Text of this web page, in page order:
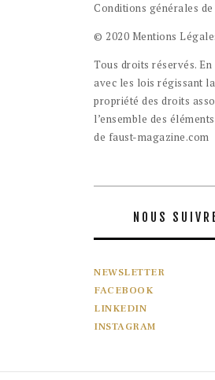
Conditions générales de
© 2020 Mentions
Tous droits réservés. En
avec les lois régissant la
propriété des droits
l’ensemble des
de faust-magazine.com
NOUS
NEWSLETTER
FACEBOOK
LINKEDIN
INSTAGRAM